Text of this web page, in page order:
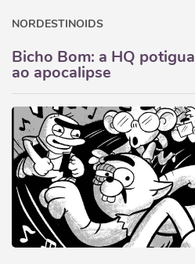
NORDESTINOIDS
Bicho Bom: a HQ
ao apocalipse